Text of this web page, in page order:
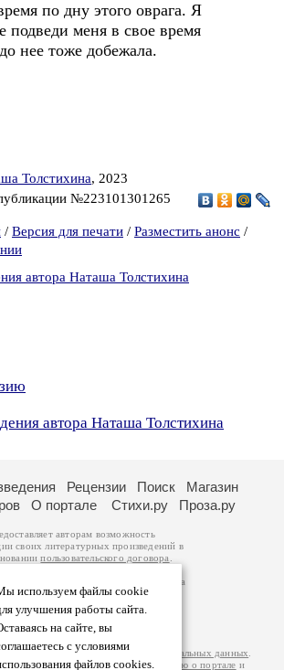
по дну этого оврага. Я
подведи меня в свое время
нее тоже добежала.
Толстихина, 2023
№223101301265
/ Версия для печати / Разместить анонс /
автора Наташа Толстихина
автора Наташа Толстихина
используем файлы cookie
улучшения работы сайта.
на сайте, вы
с условиями
файлов cookies.
Рецензии Поиск
Магазин
О портале Стихи.ру Проза.ру
авторам возможность
своих литературных произведений в
пользовательского договора
произведения принадлежат авторам
. Перепечатка произведений возможна
автора, к которому вы можете
странице. Ответственность за
авторы несут самостоятельно на
изаконодательства
Политики обработки персональных данных
более подробнуюинформацию о портале и